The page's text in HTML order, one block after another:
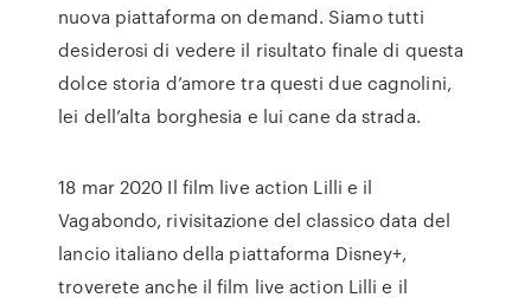
nuova piattaforma on demand. Siamo tutti
desiderosi di vedere il risultato finale di questa
dolce storia d’amore tra questi due cagnolini,
lei dell’alta borghesia e lui cane da strada.
18 mar 2020 Il film live action Lilli e il
Vagabondo, rivisitazione del classico data del
lancio italiano della piattaforma Disney+,
troverete anche il film live action Lilli e il